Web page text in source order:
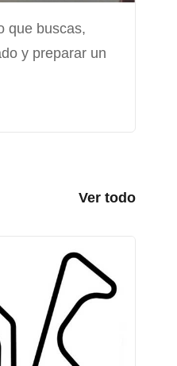
que buscas,
y preparar un
Ver todo